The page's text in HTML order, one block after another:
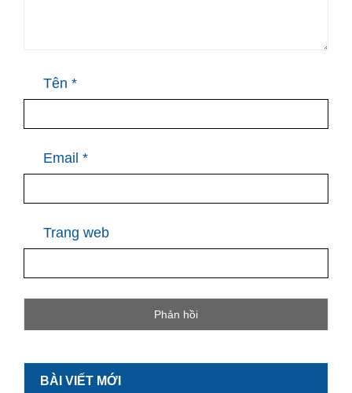
Tên *
Email *
Trang web
BÀI VIẾT MỚI